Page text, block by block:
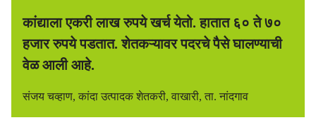
कांद्याला एकरी लाख रुपये खर्च येतो. हातात ६० ते ७०
हजार रुपये पडतात. शेतकऱ्यावर पदरचे पैसे घालण्याची
वेळ आली आहे.
संजय चव्हाण, कांदा उत्पादक शेतकरी, वाखारी, ता. नांदगाव